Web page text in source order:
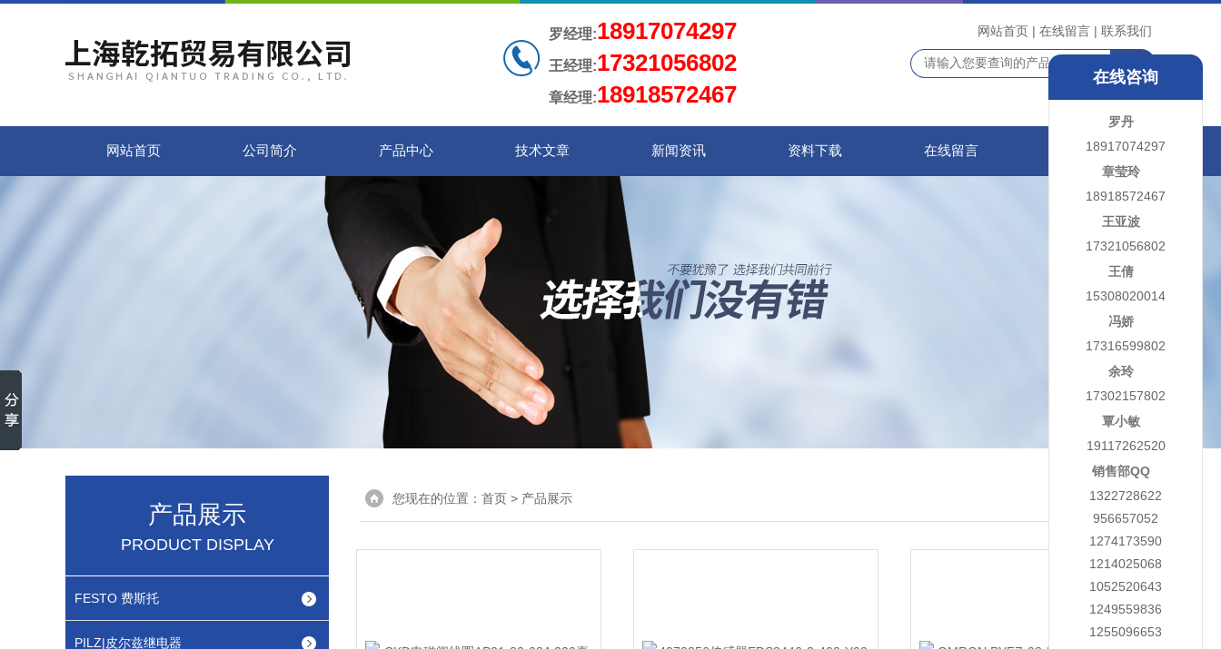
罗经理:18917074297
王经理:17321056802
章经理:18918572467
网站首页 | 在线留言 | 联系我们
网站首页 公司简介 产品中心 技术文章 新闻资讯 资料下载 在线留言 联系我们
产品展示
PRODUCT DISPLAY
FESTO 费斯托
PILZ|皮尔兹继电器
您现在的位置： 首页 > 产品展示
在线咨询
罗丹
18917074297
章莹玲
18918572467
王亚波
17321056802
王倩
15308020014
冯娇
17316599802
余玲
17302157802
覃小敏
19117262520
销售部QQ
1322728622
956657052
1274173590
1214025068
1052520643
1249559836
1255096653